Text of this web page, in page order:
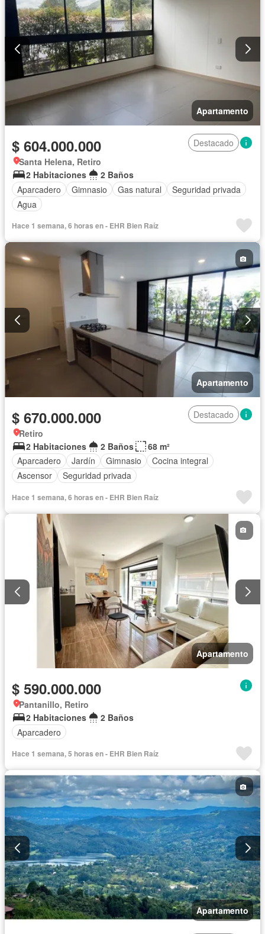
Apartamento
$ 604.000.000
Destacado
Santa Helena, Retiro
2 Habitaciones
2 Baños
Aparcadero
Gimnasio Gas natural
Seguridad privada
Agua
Hace 1 semana, 6 horas en - EHR Bien Raíz
Apartamento
$ 670.000.000
Destacado
Retiro
2 Habitaciones
2 Baños
68 m²
Aparcadero
Jardín Gimnasio
Cocina integral
Ascensor
Seguridad privada
Hace 1 semana, 6 horas en - EHR Bien Raíz
Apartamento
$ 590.000.000
Pantanillo, Retiro
2 Habitaciones
2 Baños
Aparcadero
Hace 1 semana, 5 horas en - EHR Bien Raíz
Apartamento